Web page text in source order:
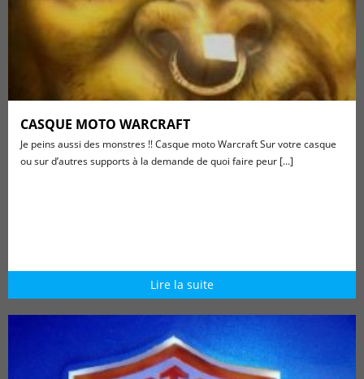
CASQUE MOTO WARCRAFT
Je peins aussi des monstres !! Casque moto Warcraft Sur votre casque
ou sur d’autres supports à la demande de quoi faire peur [...]
Lire la suite